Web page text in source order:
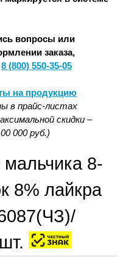
вопросы или
заказа,
8 (800) 550-35-05
на продукцию
в прайс-листах
скидки –
000 руб.)
8-
8% лайкра